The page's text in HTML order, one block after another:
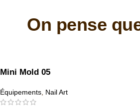
On pense
Mini Mold 05
Équipements Nail Art